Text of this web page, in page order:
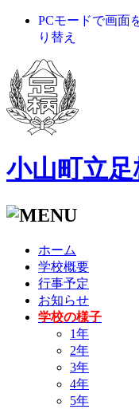
PCモードで画面
り替え
小山町立
ホーム
学校概要
行事予定
お知らせ
学校の様子
1年
2年
3年
4年
5年